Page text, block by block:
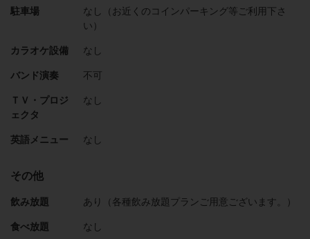
駐車場
なし（お近くのコインパーキング等ご利用下さ
い）
カラオケ設備 なし
バンド演奏 不可
ＴＶ・プロジ
ェクタ
なし
英語メニュー なし
その他
飲み放題 あり（各種飲み放題プランご用意ございます。）
食べ放題 なし